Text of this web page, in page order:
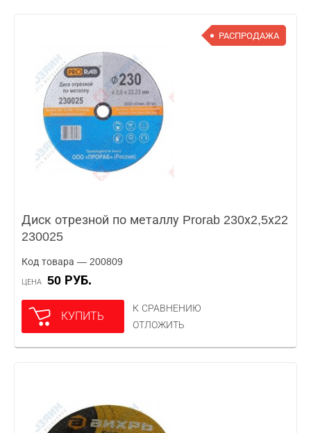
РАСПРОДАЖА
Диск отрезной по металлу Prorab 230х2,5х22
230025
Код товара — 200809
ЦЕНА 50 РУБ.
КУПИТЬ
К СРАВНЕНИЮ
ОТЛОЖИТЬ